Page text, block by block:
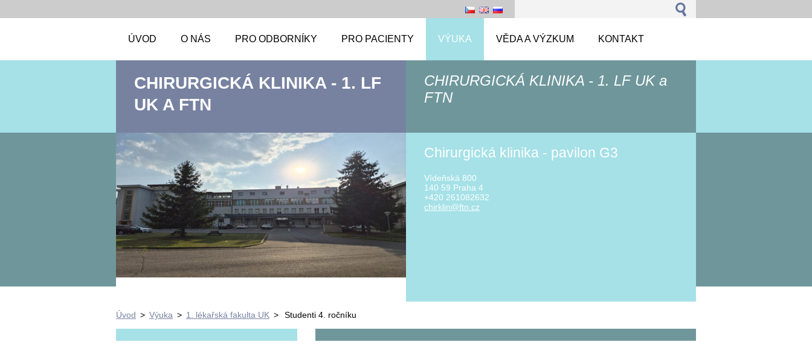
ÚVOD O NÁS PRO ODBORNÍKY PRO PACIENTY VÝUKA VĚDA A VÝZKUM KONTAKT
CHIRURGICKÁ KLINIKA - 1. LF
UK A FTN
CHIRURGICKÁ KLINIKA - 1. LF UK a
FTN
Chirurgická klinika - pavilon G3
Vídeňská 800
140 59 Praha 4
+420 261082632
chirklin@ftn.cz
Úvod > Výuka > 1. lékařská fakulta UK > Studenti 4. ročníku